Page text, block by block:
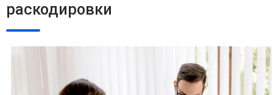
раскодировки